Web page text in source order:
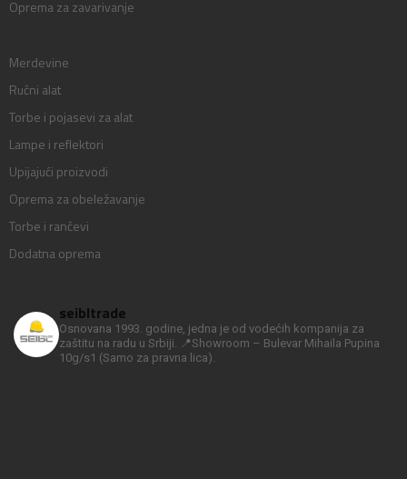
Oprema za zavarivanje
Merdevine
Ručni alat
Torbe i pojasevi za alat
Lampe i reflektori
Upijajući proizvodi
Oprema za obeležavanje
Torbe i rančevi
Dodatna oprema
seibltrade
Osnovana 1993. godine, jedna je od vodećih kompanija za
zaštitu na radu u Srbiji.
📍Showroom – Bulevar Mihaila Pupina
10g/s1 (Samo za pravna lica).